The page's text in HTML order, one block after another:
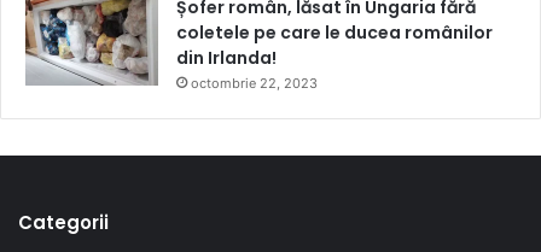
Șofer român, lăsat în Ungaria fără
coletele pe care le ducea românilor
din Irlanda!
octombrie 22, 2023
Categorii